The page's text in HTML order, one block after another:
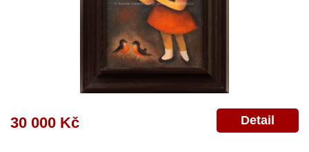
30 000 Kč Detail